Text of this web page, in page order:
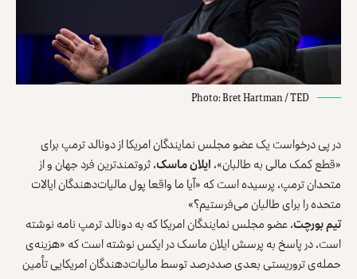
Photo: Bret Hartman / TED
در پی درخواست یک عضو مجلس نمایندگان امریکا از دونالد ترمپ برای
«قطع کمک‌ مالی به طالبان»،ایلان ماسک، ثروتمندترین فرد جهان و از
متحدان ترمپ، پرسیده است که «آیا ما واقعا پول مالیات‌دهندگان ایالات
متحده را برای طالبان می‌فرستیم؟»
تیم بورچت، عضو مجلس نمایندگان امریکا که به دونالد ترمپ نامه نوشته
است، در پاسخ به پرسش ایلان ماسک در ایکس نوشته است که «هزینه‌ی
حمله‌ی تروریستی بعدی صددرصد توسط مالیات‌دهندگان امریکایی تأمین